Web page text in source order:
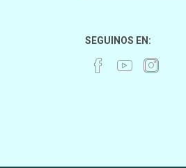
SEGUINOS EN: